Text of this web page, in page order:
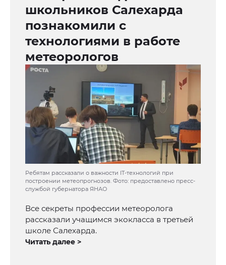
школьников Салехарда
познакомили с
технологиями в работе
метеорологов
Ребятам рассказали о важности IT-технологий при
построении метеопрогнозов. Фото: предоставлено пресс-
службой губернатора ЯНАО
Все секреты профессии метеоролога
рассказали учащимся экокласса в третьей
школе Салехарда.
Читать далее >